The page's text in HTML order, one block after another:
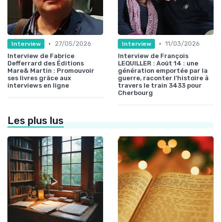
Interview •
27/05/2026
Interview de Fabrice
Defferrard des Éditions
Mare& Martin : Promouvoir
ses livres grâce aux
interviews en ligne
Interview • 11/03/2026
Interview de François
LEQUILLER : Août 14 : une
génération emportée par la
guerre, raconter l’histoire à
travers le train 3433 pour
Cherbourg
Les plus lus